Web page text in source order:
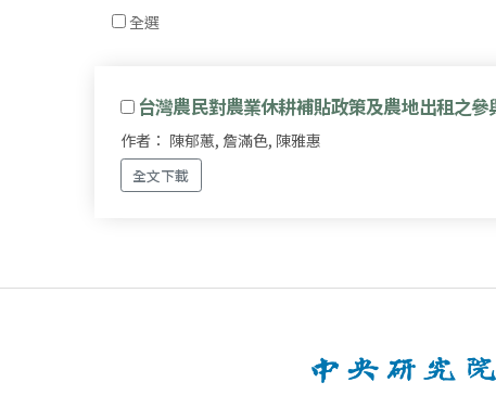
全選
台灣農民對農業休耕補貼政策及農地出租之
作者： 陳郁蕙, 詹滿色, 陳雅惠
全文下載